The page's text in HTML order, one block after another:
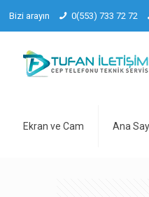
Bizi arayın 0(553) 733 72 72
Ekran ve Cam Ana